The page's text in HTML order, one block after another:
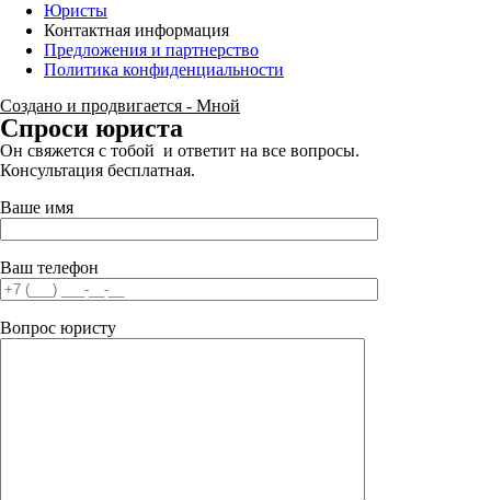
Юристы
Контактная информация
Предложения и партнерство
Политика конфиденциальности
Создано и продвигается - Мной
Спроси юриста
Он свяжется с тобой и ответит на все вопросы.
Консультация бесплатная.
Ваше имя
Ваш телефон
Вопрос юристу